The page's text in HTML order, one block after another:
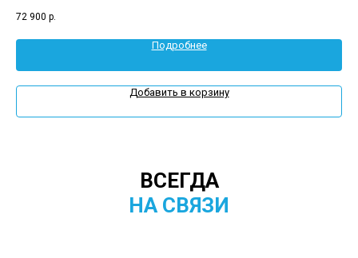
72 900 р.
Подробнее
Добавить в корзину
ВСЕГДА
НА СВЯЗИ